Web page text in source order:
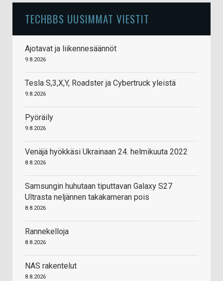
TECHBBS UUSIMMAT VIESTIT
Ajotavat ja liikennesäännöt
9.8.2026
Tesla S,3,X,Y, Roadster ja Cybertruck yleistä
9.8.2026
Pyöräily
9.8.2026
Venäjä hyökkäsi Ukrainaan 24. helmikuuta 2022
8.8.2026
Samsungin huhutaan tiputtavan Galaxy S27
Ultrasta neljännen takakameran pois
8.8.2026
Rannekelloja
8.8.2026
NAS rakentelut
8.8.2026